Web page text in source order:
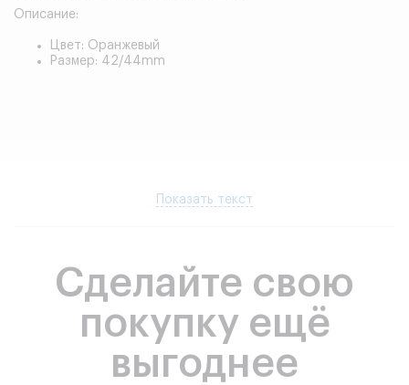
Описание:
Цвет: Оранжевый
Размер: 42/44mm
Показать текст
Сделайте свою
покупку ещё
выгоднее